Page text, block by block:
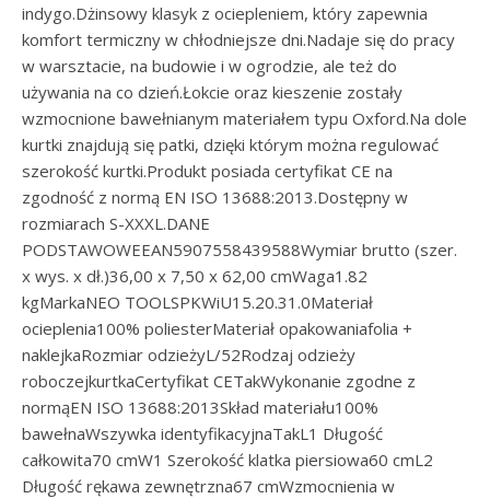
indygo.Dżinsowy klasyk z ociepleniem, który zapewnia
komfort termiczny w chłodniejsze dni.Nadaje się do pracy
w warsztacie, na budowie i w ogrodzie, ale też do
używania na co dzień.Łokcie oraz kieszenie zostały
wzmocnione bawełnianym materiałem typu Oxford.Na dole
kurtki znajdują się patki, dzięki którym można regulować
szerokość kurtki.Produkt posiada certyfikat CE na
zgodność z normą EN ISO 13688:2013.Dostępny w
rozmiarach S-XXXL.DANE
PODSTAWOWEEAN5907558439588Wymiar brutto (szer.
x wys. x dł.)36,00 x 7,50 x 62,00 cmWaga1.82
kgMarkaNEO TOOLSPKWiU15.20.31.0Materiał
ocieplenia100% poliesterMateriał opakowaniafolia +
naklejkaRozmiar odzieżyL/52Rodzaj odzieży
roboczejkurtkaCertyfikat CETakWykonanie zgodne z
normąEN ISO 13688:2013Skład materiału100%
bawełnaWszywka identyfikacyjnaTakL1 Długość
całkowita70 cmW1 Szerokość klatka piersiowa60 cmL2
Długość rękawa zewnętrzna67 cmWzmocnienia w